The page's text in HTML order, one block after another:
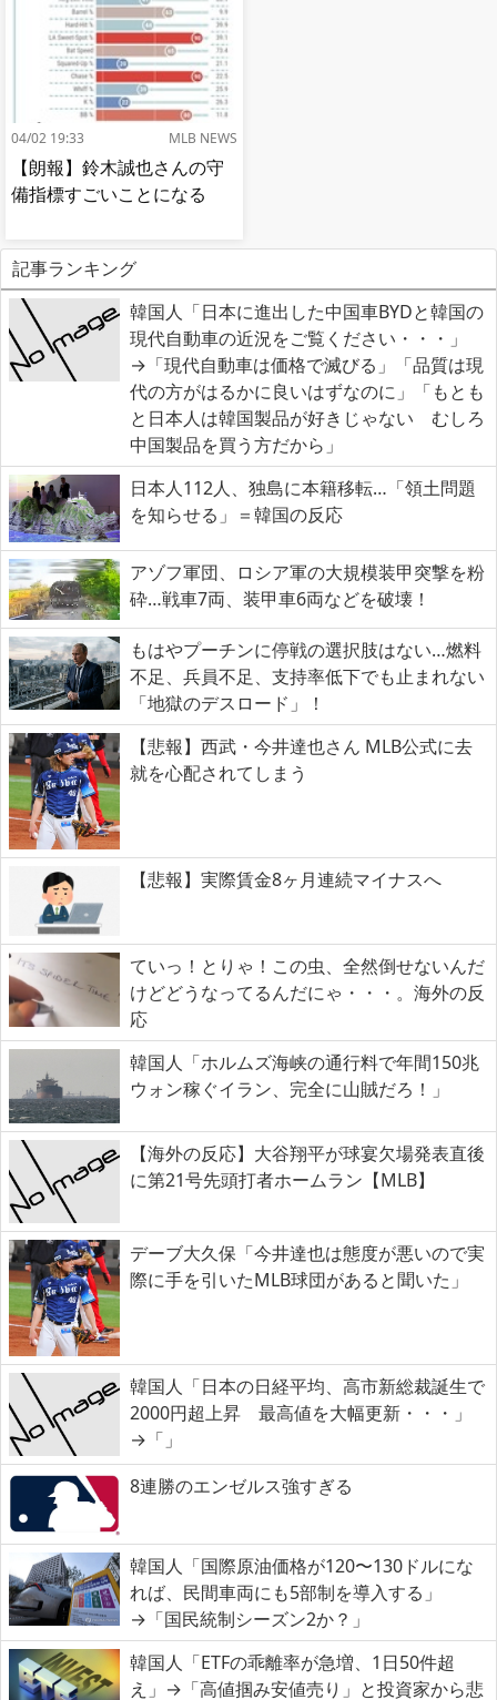
04/02 19:33 MLB NEWS
【朗報】鈴木誠也さんの守
備指標すごいことになる
記事ランキング
韓国人「日本に進出した中国車BYDと韓国の
現代自動車の近況をご覧ください・・・」
→「現代自動車は価格で滅びる」「品質は現
代の方がはるかに良いはずなのに」「もとも
と日本人は韓国製品が好きじゃない むしろ
中国製品を買う方だから」
日本人112人、独島に本籍移転…「領土問題
を知らせる」＝韓国の反応
アゾフ軍団、ロシア軍の大規模装甲突撃を粉
砕…戦車7両、装甲車6両などを破壊！
もはやプーチンに停戦の選択肢はない…燃料
不足、兵員不足、支持率低下でも止まれない
「地獄のデスロード」！
【悲報】西武・今井達也さん MLB公式に去
就を心配されてしまう
【悲報】実際賃金8ヶ月連続マイナスへ
ていっ！とりゃ！この虫、全然倒せないんだ
けどどうなってるんだにゃ・・・。海外の反
応
韓国人「ホルムズ海峡の通行料で年間150兆
ウォン稼ぐイラン、完全に山賊だろ！」
【海外の反応】大谷翔平が球宴欠場発表直後
に第21号先頭打者ホームラン【MLB】
デーブ大久保「今井達也は態度が悪いので実
際に手を引いたMLB球団があると聞いた」
韓国人「日本の日経平均、高市新総裁誕生で
2000円超上昇 最高値を大幅更新・・・」
→「」
8連勝のエンゼルス強すぎる
韓国人「国際原油価格が120〜130ドルにな
れば、民間車両にも5部制を導入する」
→「国民統制シーズン2か？」
韓国人「ETFの乖離率が急増、1日50件超
え」→「高値掴み安値売り」と投資家から悲